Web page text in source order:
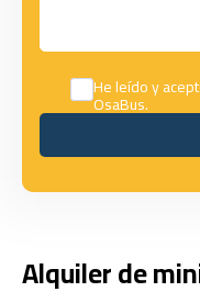
He leído y
OsaBus.
Alquiler de